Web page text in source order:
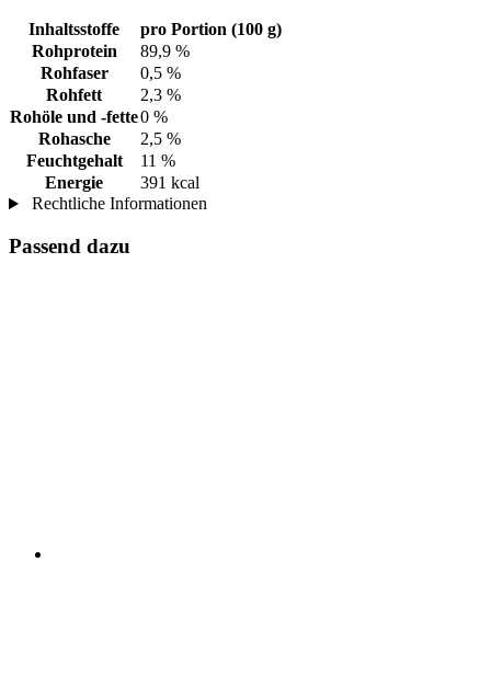
Inhaltsstoffe
pro Portion (100 g)
Rohprotein
89,9 %
Rohfaser
0,5 %
Rohfett
2,3 %
Rohöle und -fette0 %
Rohasche
2,5 %
Feuchtgehalt
11 %
Energie
391 kcal
Rechtliche Informationen
Passend dazu